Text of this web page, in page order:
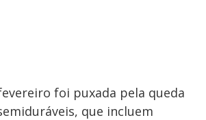
foi puxada pela queda
que incluem